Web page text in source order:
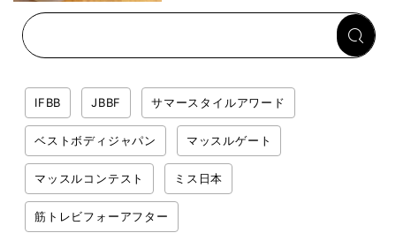
回復メシとは？
IFBB JBBF サマースタイルアワード
ベストボディジャパン マッスルゲート
マッスルコンテスト ミス日本
筋トレビフォーアフター